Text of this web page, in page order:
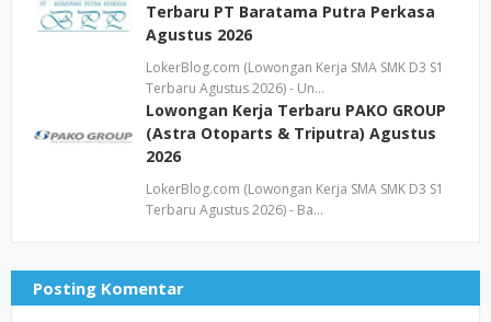
Terbaru PT Baratama Putra Perkasa
Agustus 2026
LokerBlog.com (Lowongan Kerja SMA SMK D3 S1
Terbaru Agustus 2026) - Un…
Lowongan Kerja Terbaru PAKO GROUP
(Astra Otoparts & Triputra) Agustus
2026
LokerBlog.com (Lowongan Kerja SMA SMK D3 S1
Terbaru Agustus 2026) - Ba…
Posting Komentar